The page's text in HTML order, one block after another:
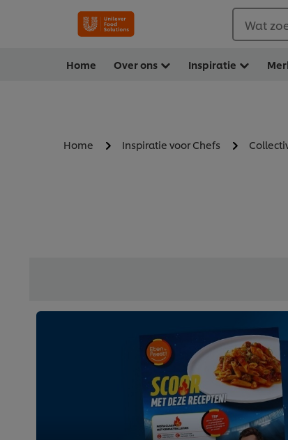
Wat
Home Over ons Inspiratie
Home Inspiratie voor Chefs